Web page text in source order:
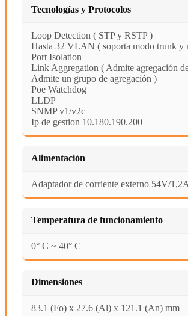
Tecnologías y Protocolos
Loop Detection ( STP y RSTP )
Hasta 32 VLAN ( soporta modo trunk y
Port Isolation
Link Aggregation ( Admite agregación de
Admite un grupo de agregación )
Poe Watchdog
LLDP
SNMP v1/v2c
Ip de gestion 10.180.190.200
Alimentación
Adaptador de corriente externo 54V/1,2A
Temperatura de funcionamiento
0° C ~ 40° C
Dimensiones
83.1 (Fo) x 27.6 (Al) x 121.1 (An) mm